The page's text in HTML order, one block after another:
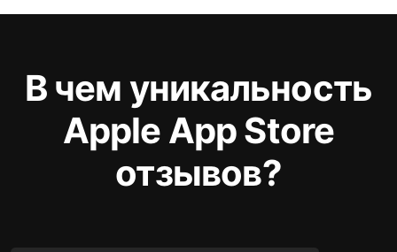
В чем уникальность
Apple App Store
отзывов?